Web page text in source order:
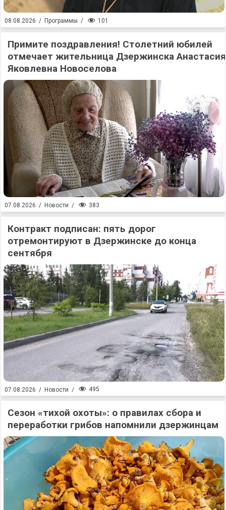
08.08.2026 / Программы / 101
Примите поздравления! Столетний юбилей
отмечает жительница Дзержинска Анастасия
Яковлевна Новоселова
07.08.2026 / Новости / 383
Контракт подписан: пять дорог
отремонтируют в Дзержинске до конца
сентября
07.08.2026 / Новости / 495
Сезон «тихой охоты»: о правилах сбора и
переработки грибов напомнили дзержинцам